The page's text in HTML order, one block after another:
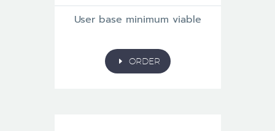
User base minimum viable
E ORDER